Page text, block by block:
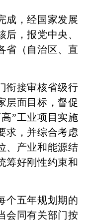
成，经国家发展
，报党中央、
省（自治区、直
衔接审核省级行
层面目标，督促
”工业项目实施
求，并综合考虑
、产业和能源结
筹好刚性约束和
个五年规划期的
会同有关部门按